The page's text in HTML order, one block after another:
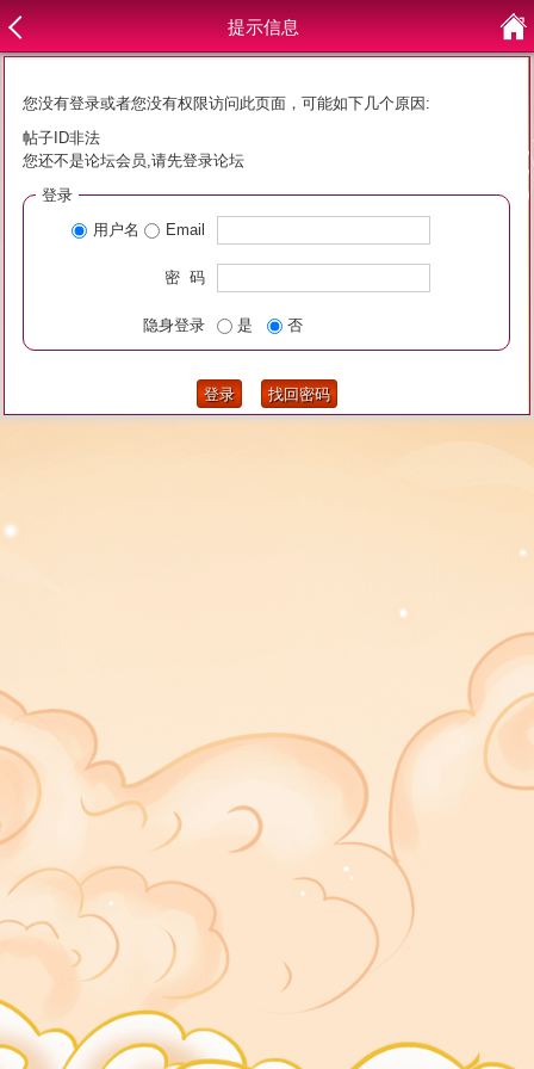
提示信息
您没有登录或者您没有权限访问此页面，可能如下几个原因:
帖子ID非法
您还不是论坛会员,请先登录论坛
登录
用户名
Email
密 码
隐身登录 是 否